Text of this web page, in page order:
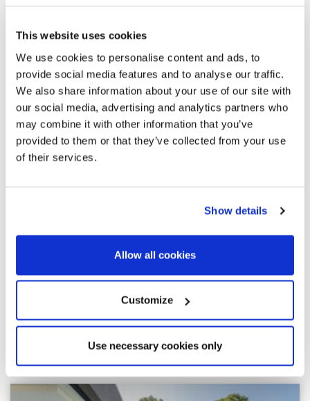
This website uses cookies
We use cookies to personalise content and ads, to
provide social media features and to analyse our traffic.
We also share information about your use of our site with
our social media, advertising and analytics partners who
may combine it with other information that you’ve
provided to them or that they’ve collected from your use
of their services.
Show details
Allow all cookies
Customize
Use necessary cookies only
1.550.000 €
Esta fabulosa casa, fue construida hace unos 15 años, sobre
Con un cómodo acceso con el coche, llegamos hasta la